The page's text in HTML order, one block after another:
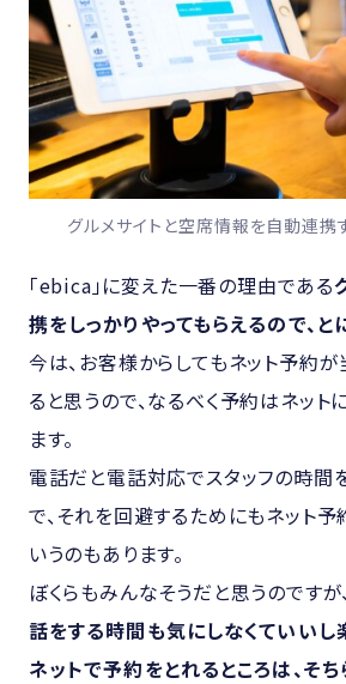
グルメサイトと空席情報を自動連携
「ebica」に変えた一番の理由である
携をしっかりやってもらえるので、と
今は、お客様からしてもネット予約
ると思うので、なるべく予約はネット
ます。
電話だと電話対応でスタッフの時間
で、それを回避するためにもネット
いうのもあります。
ぼくらもみんなそうだと思うのですが
話をする時間も気にしなくていいし
ネットで予約をとれるところは、そち